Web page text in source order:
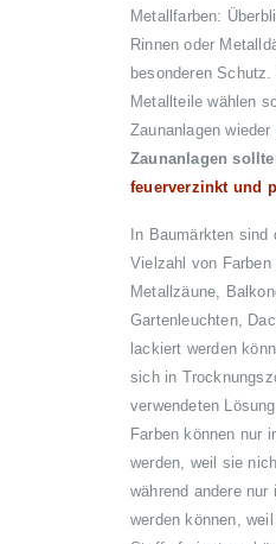
Metallfarben:
Rinnen oder
besonderen
Metallteile wählen
Zaunanlagen
Zaunanlagen
feuerverzinkt und
In Baumärkten
Vielzahl von
Metallzäune,
Gartenleuchten,
lackiert werden
sich in
verwendeten
Farben können nur
werden, weil sie
während andere
werden können,